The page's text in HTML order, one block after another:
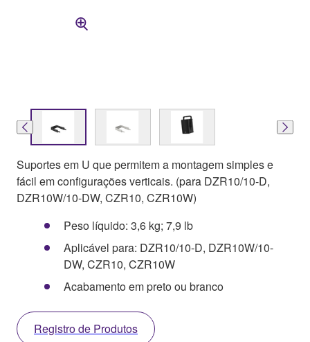
Suportes em U que permitem a montagem simples e
fácil em configurações verticais. (para DZR10/10-D,
DZR10W/10-DW, CZR10, CZR10W)
Peso líquido: 3,6 kg; 7,9 lb
Aplicável para: DZR10/10-D, DZR10W/10-
DW, CZR10, CZR10W
Acabamento em preto ou branco
Registro de Produtos